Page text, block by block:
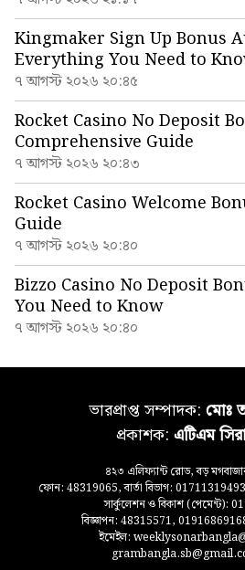
Kingmaker Sign Up Bonus
Everything You Need to
৭ আগস্ট ২০২৬ ২০:৪৫
Rocket Casino No Deposit
Comprehensive Guide
৭ আগস্ট ২০২৬ ২০:৪৩
Rocket Casino Welcome
Guide
৭ আগস্ট ২০২৬ ২০:৪০
Bizzo Casino No Deposit
You Need to Know
৭ আগস্ট ২০২৬ ২০:৪০
ভারপ্রাপ্ত সম্পাদক: মোঃ
প্রকাশক: এটিএম
৪২৩ এলিফ্যান্ট রোড, বড়
ফোন: 48319065, বার্তা বিভাগ:
সার্কুলেশন ও বিকাশ (পেমেন্ট):
বিজ্ঞাপন: 48315571,
ইমেইল: